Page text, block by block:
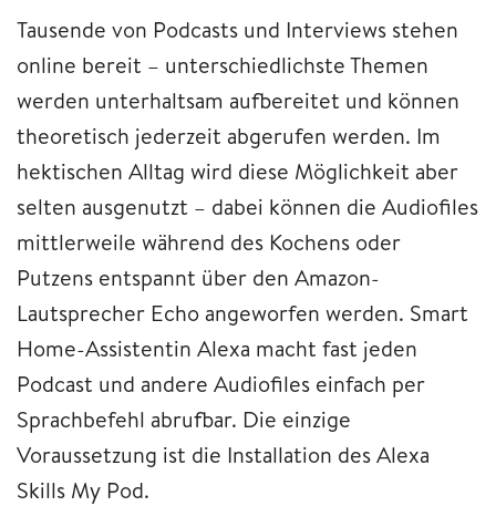
Tausende von Podcasts und Interviews stehen
online bereit – unterschiedlichste Themen
werden unterhaltsam aufbereitet und können
theoretisch jederzeit abgerufen werden. Im
hektischen Alltag wird diese Möglichkeit aber
selten ausgenutzt – dabei können die Audiofiles
mittlerweile während des Kochens oder
Putzens entspannt über den Amazon-
Lautsprecher Echo angeworfen werden. Smart
Home-Assistentin Alexa macht fast jeden
Podcast und andere Audiofiles einfach per
Sprachbefehl abrufbar. Die einzige
Voraussetzung ist die Installation des Alexa
Skills My Pod.